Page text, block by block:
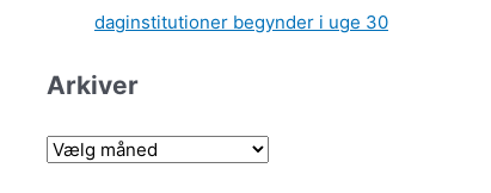
daginstitutioner begynder i uge 30
Arkiver
A